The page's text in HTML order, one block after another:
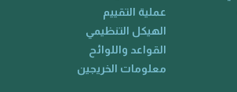
عملية التقييم
الهيكل التنظيمي
القواعد واللوائح
معلومات الخريجين